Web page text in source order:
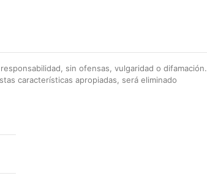
sin ofensas, vulgaridad o difamación.
características apropiadas, será eliminado